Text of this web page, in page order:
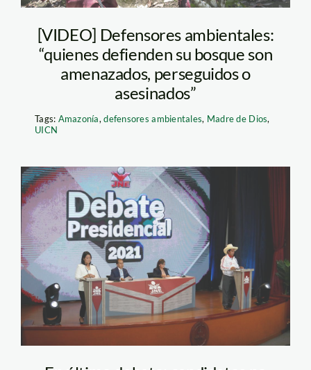
[VIDEO] Defensores ambientales:
“quienes defienden su bosque son
amenazados, perseguidos o
asesinados”
Tags: Amazonía,defensores ambientales, Madre de Dios,
UICN
debate leectoral –
peru 21